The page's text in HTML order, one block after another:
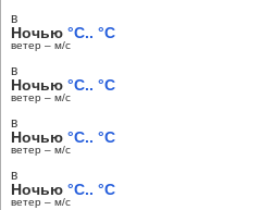
в
Ночью °C.. °C
ветер – м/c
в
Ночью °C.. °C
ветер – м/c
в
Ночью °C.. °C
ветер – м/c
в
Ночью °C.. °C
ветер – м/c